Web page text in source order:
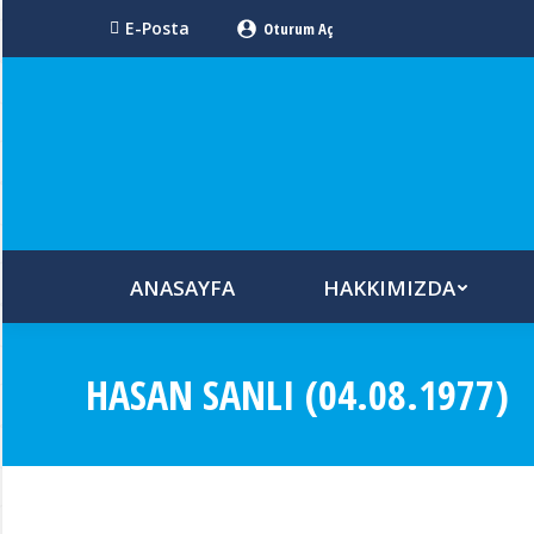
E-Posta Oturum Aç
ANASAYFA HAKKIMIZDA
HASAN SANLI (04.08.1977)